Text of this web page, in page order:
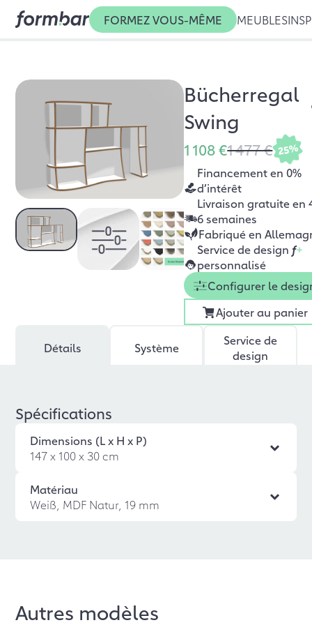
FORMEZ VOUS-MÊME MEUBLES
Bücherregal
Swing
1 108 €1 477 € 25%
Financement en 0%
d’intérêt
Livraison gratuite en
6 semaines
Fabriqué en
Service de design f+
personnalisé
Configurer le
Ajouter au panier
Détails Système
Service de
design
Spécifications
Dimensions (L x H x P)
147 x 100 x 30 cm
Matériau
Weiß, MDF Natur, 19 mm
Autres modèles